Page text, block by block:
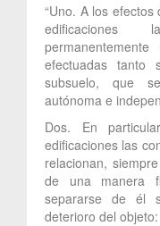
“Uno. A los
edificaciones
efectuadas tanto
subsuelo, que
autónoma e
Dos. En
edificaciones las
relacionan,
de una manera
separarse de él
deterioro del objeto: